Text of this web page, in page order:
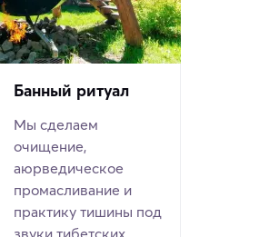
Банный ритуал
Мы сделаем
очищение,
аюрведическое
промасливание и
практику тишины под